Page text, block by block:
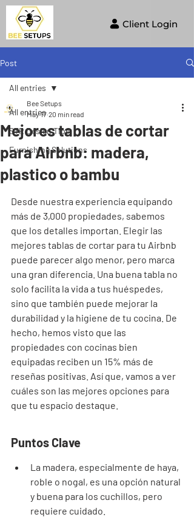
Client Login
Post
All entries
STR Design Tips
Furnishing Solutions
All entries
Mejores tablas de cortar
para Airbnb: madera,
plastico o bambu
Bee Setups
May 17 20 min read
Desde nuestra experiencia equipando
más de 3,000 propiedades, sabemos
que los detalles importan. Elegir las
mejores tablas de cortar para tu Airbnb
puede parecer algo menor, pero marca
una gran diferencia. Una buena tabla no
solo facilita la vida a tus huéspedes,
sino que también puede mejorar la
durabilidad y la higiene de tu cocina. De
hecho, hemos visto que las
propiedades con cocinas bien
equipadas reciben un 15% más de
reseñas positivas. Así que, vamos a ver
cuáles son las mejores opciones para
que tu espacio destaque.
Puntos Clave
La madera, especialmente de haya,
roble o nogal, es una opción natural
y buena para los cuchillos, pero
requiere cuidado.